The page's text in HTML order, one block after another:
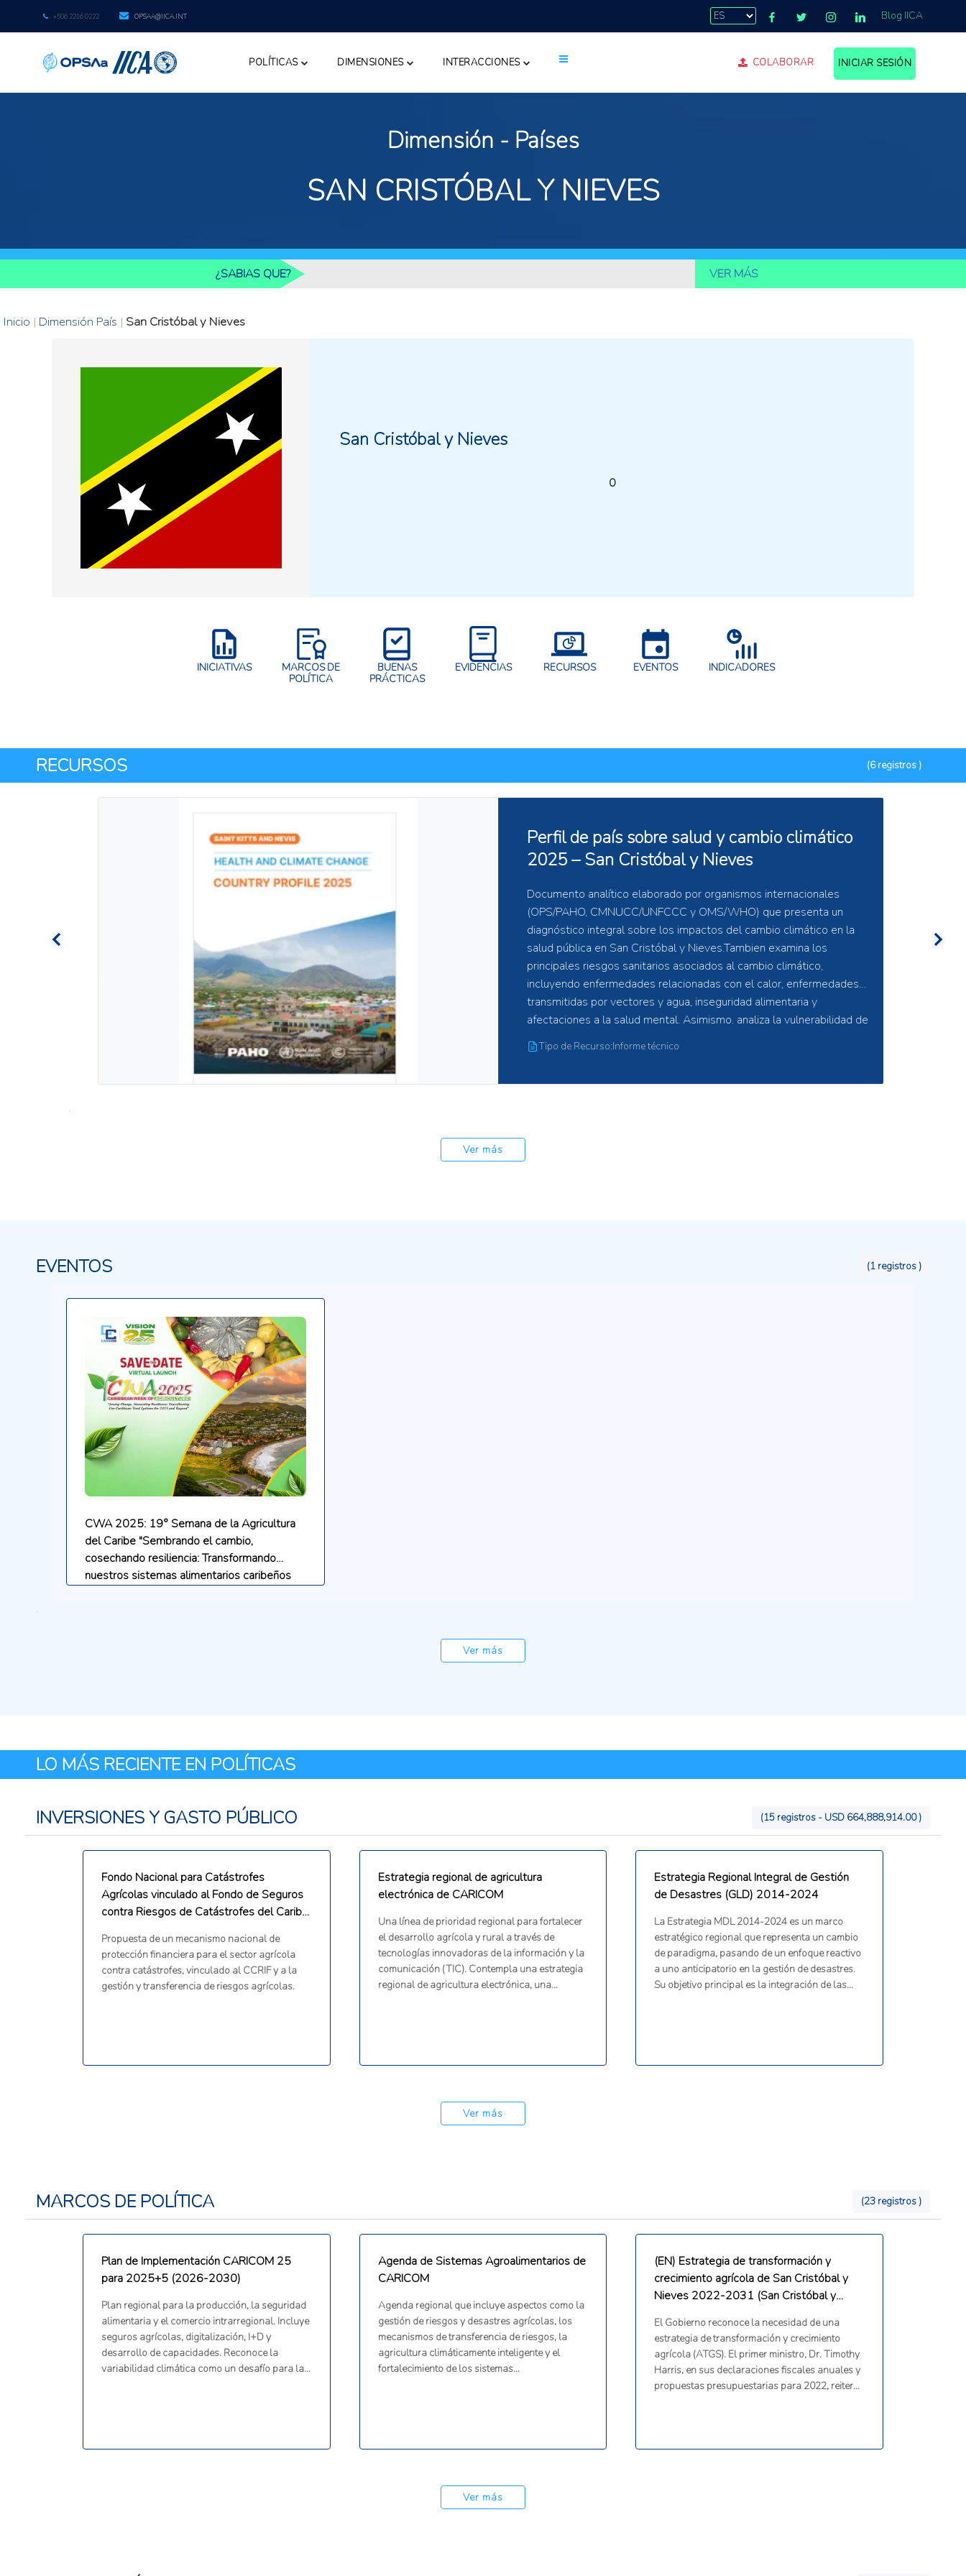
+506 2216 0222 OPSAA@IICA.INT Blog IICA
POLÍTICAS DIMENSIONES INTERACCIONES COLABORAR INICIAR SESIÓN
Dimensión - Países
SAN CRISTÓBAL Y NIEVES
¿SABIAS QUE? VER MÁS
Inicio | Dimensión País | San Cristóbal y Nieves
San Cristóbal y Nieves
0
INICIATIVAS
MARCOS DE
POLÍTICA
BUENAS
PRÁCTICAS
EVIDENCIAS RECURSOS EVENTOS INDICADORES
RECURSOS (6 registros )
Portal Regional de Datos de Monitoreo
Ambiental (REMDAP)
El Portal Regional de Datos de Monitoreo Ambiental (REMDAP)
opera como un hub para la toma de decisiones, mejorando la
efectividad del monitoreo y evaluación ambiental en todo el Caribe.
REMDAP tiene como objetivo proporcionar a los tomadores de
decisiones, las ONG, las instituciones académicas y el sector privado
un suministro constante de datos confiables. Proporciona una
variedad de métricas, indicadores y variables útiles, completos con
detalles sobre modelos y métodos para su cálculo, para realizar un
seguimiento del estado ambiental. Además, REMDAP incluye
herramientas e indicadores de múltiples escalas diseñados para
Tipo de Recurso:Base de datos en línea
.
Ver más
EVENTOS (1 registros )
CWA 2025: 19° Semana de la Agricultura
del Caribe "Sembrando el cambio,
cosechando resiliencia: Transformando
nuestros sistemas alimentarios caribeños
.
Ver más
LO MÁS RECIENTE EN POLÍTICAS
INVERSIONES Y GASTO PÚBLICO (15 registros - USD 664,888,914.00 )
Fondo Nacional para Catástrofes
Agrícolas vinculado al Fondo de Seguros
contra Riesgos de Catástrofes del Caribe
Propuesta de un mecanismo nacional de
protección financiera para el sector agrícola
contra catástrofes, vinculado al CCRIF y a la
gestión y transferencia de riesgos agrícolas.
Estrategia regional de agricultura
electrónica de CARICOM
Una línea de prioridad regional para fortalecer
el desarrollo agrícola y rural a través de
tecnologías innovadoras de la información y la
comunicación (TIC). Contempla una estrategia
regional de agricultura electrónica, una
agricultores con la agricultura climáticamente
Estrategia Regional Integral de Gestión
de Desastres (GLD) 2014-2024
La Estrategia MDL 2014-2024 es un marco
estratégico regional que representa un cambio
de paradigma, pasando de un enfoque reactivo
a uno anticipatorio en la gestión de desastres.
Su objetivo principal es la integración de las
peligros y todas las fases del ciclo de
Ver más
MARCOS DE POLÍTICA (23 registros )
Plan de Implementación CARICOM 25
para 2025+5 (2026-2030)
Plan regional para la producción, la seguridad
alimentaria y el comercio intrarregional. Incluye
seguros agrícolas, digitalización, I+D y
desarrollo de capacidades. Reconoce la
variabilidad climática como un desafío para la
Agenda de Sistemas Agroalimentarios de
CARICOM
Agenda regional que incluye aspectos como la
gestión de riesgos y desastres agrícolas, los
mecanismos de transferencia de riesgos, la
agricultura climáticamente inteligente y el
fortalecimiento de los sistemas
(EN) Estrategia de transformación y
crecimiento agrícola de San Cristóbal y
Nieves 2022-2031 (San Cristóbal y
El Gobierno reconoce la necesidad de una
estrategia de transformación y crecimiento
agrícola (ATGS). El primer ministro, Dr. Timothy
Harris, en sus declaraciones fiscales anuales y
propuestas presupuestarias para 2022, reiteró
12 ( consumo y producción responsables)».
Ver más